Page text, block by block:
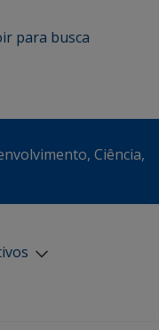
ir para busca
Ciência,